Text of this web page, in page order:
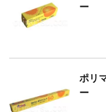
ー
ポリ
ー